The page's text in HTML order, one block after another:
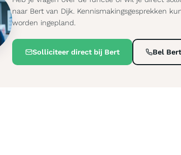
naar Bert van Dijk. Kennismakingsgesprekken
worden ingepland.
Solliciteer direct bij Bert Bel